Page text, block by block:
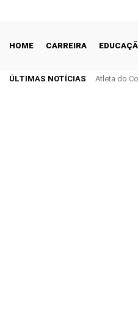
HOME CARREIRA
ÚLTIMAS NOTÍCIAS Atleta do